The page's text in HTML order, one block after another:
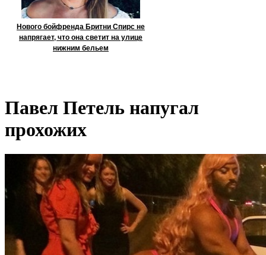
Нового бойфренда Бритни Спирс не
напрягает, что она светит на улице
нижним бельем
Павел Петель напугал
прохожих